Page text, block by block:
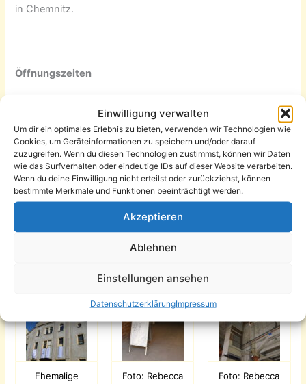
Einwilligung verwalten
Um dir ein optimales Erlebnis zu bieten, verwenden wir Technologien wie
Cookies, um Geräteinformationen zu speichern und/oder darauf
zuzugreifen. Wenn du diesen Technologien zustimmst, können wir Daten
wie das Surfverhalten oder eindeutige IDs auf dieser Website verarbeiten.
Wenn du deine Einwilligung nicht erteilst oder zurückziehst, können
bestimmte Merkmale und Funktionen beeinträchtigt werden.
Akzeptieren
Ablehnen
Einstellungen ansehen
DatenschutzerklärungImpressum
in Chemnitz.
Öffnungszeiten
28.08.2021: 11 – 23 Uhr
29.08.2021: 09 – 21 Uhr
ZumLivestreamgeht es hier entlang:
https://www.wechselraum.net/livestream
gibt es auf der Website:
https://www.wechselraum.net/
Ehemalige
Foto: Rebecca
Foto: Rebecca